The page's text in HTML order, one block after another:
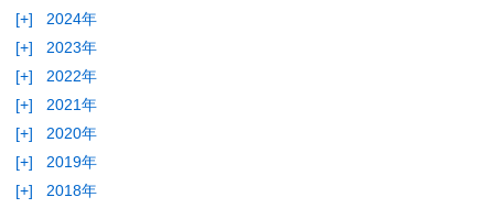
[+]
2024年
[+]
2023年
[+]
2022年
[+]
2021年
[+]
2020年
[+]
2019年
[+]
2018年